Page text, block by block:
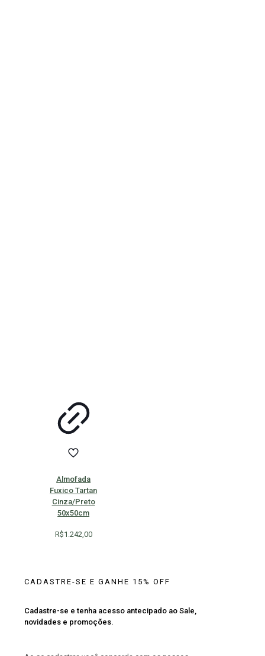
Almofada
Fuxico Tartan
Cinza/Preto
50x50cm
R$1.242,00
CADASTRE-SE E GANHE 15% OFF
Cadastre-se e tenha acesso antecipado ao Sale,
novidades e promoções.